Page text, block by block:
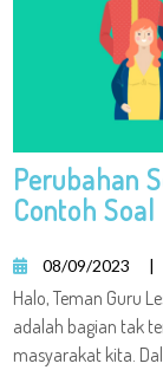
Perubahan
Contoh
08/09/2023 |
Halo, Teman Guru
adalah bagian tak
masyarakat kita.